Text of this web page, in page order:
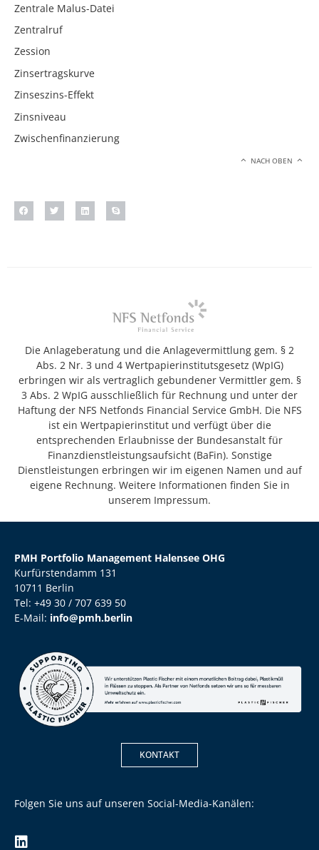
Zentrale Malus-Datei
Zentralruf
Zession
Zinsertragskurve
Zinseszins-Effekt
Zinsniveau
Zwischenfinanzierung
NACH OBEN
Die Anlageberatung und die Anlagevermittlung gem. § 2
Abs. 2 Nr. 3 und 4 Wertpapierinstitutsgesetz (WpIG)
erbringen wir als vertraglich gebundener Vermittler gem. §
3 Abs. 2 WpIG ausschließlich für Rechnung und unter der
Haftung der NFS Netfonds Financial Service GmbH. Die NFS
ist ein Wertpapierinstitut und verfügt über die
entsprechenden Erlaubnisse der Bundesanstalt für
Finanzdienstleistungsaufsicht (BaFin). Sonstige
Dienstleistungen erbringen wir im eigenen Namen und auf
eigene Rechnung. Weitere Informationen finden Sie in
unserem Impressum.
PMH Portfolio Management Halensee OHG
Kurfürstendamm 131
10711 Berlin
Tel: +49 30 / 707 639 50
E-Mail: info@pmh.berlin
KONTAKT
Folgen Sie uns auf unseren Social-Media-Kanälen: